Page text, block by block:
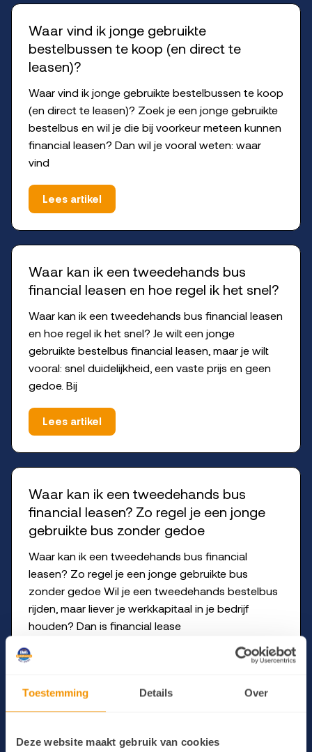
Toestemming Details Over
Deze website maakt gebruik van cookies
Waar vind ik jonge gebruikte
bestelbussen te koop (en direct te
leasen)?
Waar vind ik jonge gebruikte bestelbussen te koop
(en direct te leasen)? Zoek je een jonge gebruikte
bestelbus en wil je die bij voorkeur meteen kunnen
financial leasen? Dan wil je vooral weten: waar
vind
Lees artikel
Waar kan ik een tweedehands bus
financial leasen en hoe regel ik het snel?
Waar kan ik een tweedehands bus financial leasen
en hoe regel ik het snel? Je wilt een jonge
gebruikte bestelbus financial leasen, maar je wilt
vooral: snel duidelijkheid, een vaste prijs en geen
gedoe. Bij
Lees artikel
Waar kan ik een tweedehands bus
financial leasen? Zo regel je een jonge
gebruikte bus zonder gedoe
Waar kan ik een tweedehands bus financial
leasen? Zo regel je een jonge gebruikte bus
zonder gedoe Wil je een tweedehands bestelbus
rijden, maar liever je werkkapitaal in je bedrijf
houden? Dan is financial lease
Wat moet je begrijpen over jonge